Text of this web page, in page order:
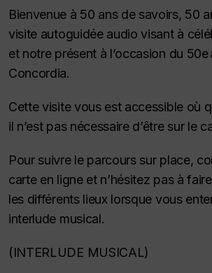
Bienvenue à 50 ans de savoirs, 50
visite autoguidée audio visant à
et notre présent à l’occasion du 50e
Concordia.
Cette visite vous est accessible où
il n’est pas nécessaire d’être sur le
Pour suivre le parcours sur place,
carte en ligne et n’hésitez pas à
les différents lieux lorsque vous
interlude musical.
(INTERLUDE MUSICAL)